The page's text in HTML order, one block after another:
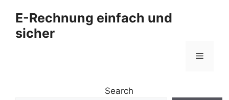
Inhalt
springen
E-Rechnung einfach und
sicher
Menü
Search